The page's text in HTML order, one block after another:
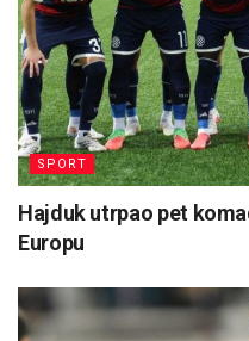
SPORT
Hajduk utrpao pet
Europu